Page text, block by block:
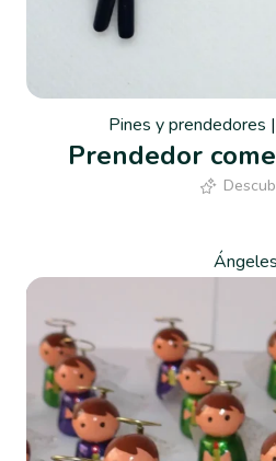
Pines y prendedores |
Prendedor
Ángeles